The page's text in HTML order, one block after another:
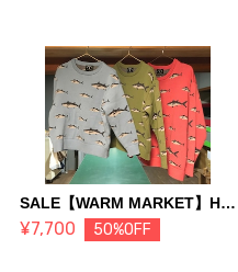
SALE【WARM MARKET】HOWHOUSE オリジナルセーター マグロ(セレスト/グリーン/ピンク)
¥7,700 50%OFF